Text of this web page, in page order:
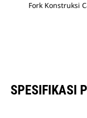
Fork Konstruksi
SPESIFIKASI